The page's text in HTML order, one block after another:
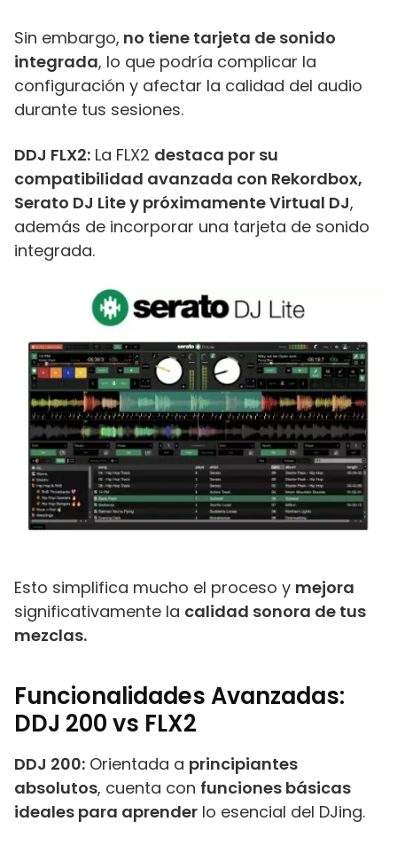
Sin embargo, no tiene tarjeta de sonido
integrada, lo que podría complicar la
configuración y afectar la calidad del audio
durante tus sesiones.
DDJ FLX2: La FLX2 destaca por su
compatibilidad avanzada con Rekordbox,
Serato DJ Lite y próximamente Virtual DJ,
además de incorporar una tarjeta de sonido
integrada.
Esto simplifica mucho el proceso y mejora
significativamente la calidad sonora de tus
mezclas.
Funcionalidades Avanzadas:
DDJ 200 vs FLX2
DDJ 200: Orientada a principiantes
absolutos, cuenta con funciones básicas
ideales para aprender lo esencial del DJing.